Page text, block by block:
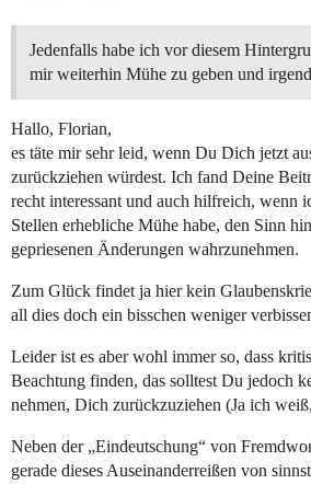
Jedenfalls habe ich vor diesem
mir weiterhin Mühe zu geben und
Hallo, Florian,
es täte mir sehr leid, wenn Du Dich jetzt
zurückziehen würdest. Ich fand Deine
recht interessant und auch hilfreich, wenn
Stellen erhebliche Mühe habe, den Sinn
gepriesenen Änderungen wahrzunehmen.
Zum Glück findet ja hier kein
all dies doch ein bisschen weniger
Leider ist es aber wohl immer so, dass
Beachtung finden, das solltest Du jedoch
nehmen, Dich zurückzuziehen (Ja ich
Neben der „Eindeutschung“ von
gerade dieses Auseinanderreißen von